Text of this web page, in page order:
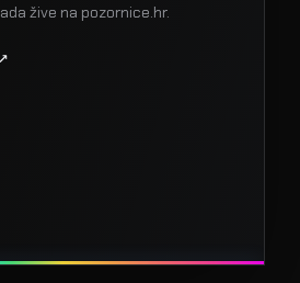
žive na pozornice.hr.